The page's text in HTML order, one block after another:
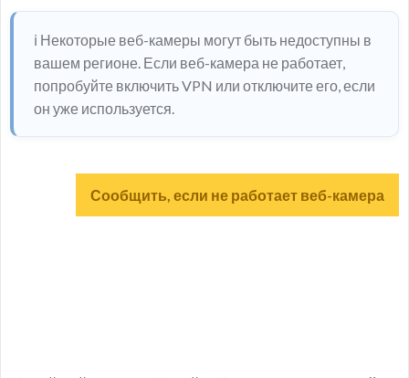
ℹ️ Некоторые веб-камеры могут быть недоступны в
вашем регионе. Если веб-камера не работает,
попробуйте включить VPN или отключите его, если
он уже используется.
Сообщить, если не работает веб-камера